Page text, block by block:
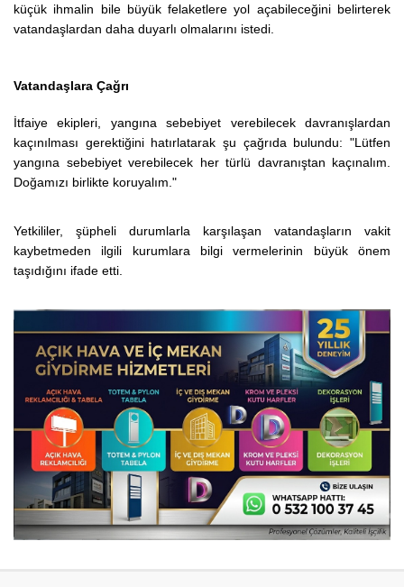
küçük ihmalin bile büyük felaketlere yol açabileceğini belirterek
vatandaşlardan daha duyarlı olmalarını istedi.
Vatandaşlara Çağrı
İtfaiye ekipleri, yangına sebebiyet verebilecek davranışlardan
kaçınılması gerektiğini hatırlatarak şu çağrıda bulundu: "Lütfen
yangına sebebiyet verebilecek her türlü davranıştan kaçınalım.
Doğamızı birlikte koruyalım."
Yetkililer, şüpheli durumlarla karşılaşan vatandaşların vakit
kaybetmeden ilgili kurumlara bilgi vermelerinin büyük önem
taşıdığını ifade etti.